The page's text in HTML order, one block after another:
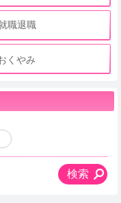
職退職
くやみ